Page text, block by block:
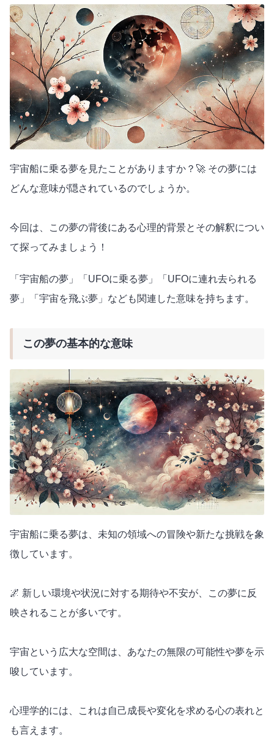
宇宙船に乗る夢を見たことがありますか？🚀 その夢には
どんな意味が隠されているのでしょうか。
今回は、この夢の背後にある心理的背景とその解釈につい
て探ってみましょう！
「宇宙船の夢」「UFOに乗る夢」「UFOに連れ去られる
夢」「宇宙を飛ぶ夢」なども関連した意味を持ちます。
この夢の基本的な意味
宇宙船に乗る夢は、未知の領域への冒険や新たな挑戦を象
徴しています。
🌌 新しい環境や状況に対する期待や不安が、この夢に反
映されることが多いです。
宇宙という広大な空間は、あなたの無限の可能性や夢を示
唆しています。
心理学的には、これは自己成長や変化を求める心の表れと
も言えます。